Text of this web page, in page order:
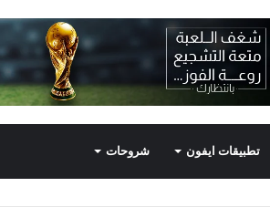
تطبيقات ايفون شروحات